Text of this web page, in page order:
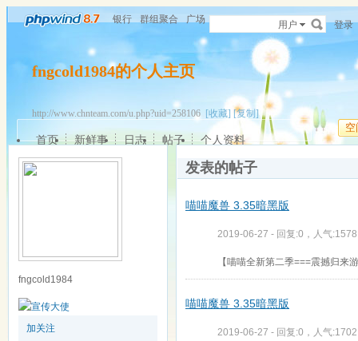
银行 群组聚合 广场 用户 登录
fngcold1984的个人主页
http://www.chnteam.com/u.php?uid=258106 [收藏] [复制]
空
首页 新鲜事 日志 帖子 个人资料
fngcold1984
加关注
发表的帖子
喵喵魔兽 3.35暗黑版
2019-06-27 - 回复:0，人气
【喵喵全新第二季===震撼归来
喵喵魔兽 3.35暗黑版
2019-06-27 - 回复:0，人气